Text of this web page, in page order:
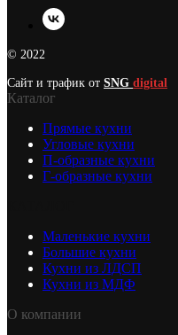
© 2022
Сайт и трафик от SNG digital
Каталог
Прямые кухни
Угловые кухни
П-образные кухни
Г-образные кухни
Маленькие кухни
Большие кухни
Кухни из ЛДСП
Кухни из МДФ
О компании